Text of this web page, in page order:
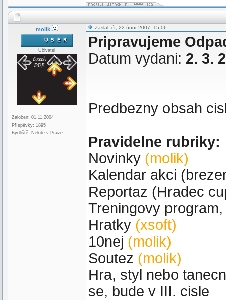
molik
Uživatel
Založen: 01.11.2004
Příspěvky: 1895
Bydliště: Nekde v Praze
Zaslal: čt, 22.únor 2007, 15:06
Pripravujeme
Datum vydani: 2. 3.
Predbezny obsah
Pravidelne rubriky:
Novinky (molik)
Kalendar akci
Reportaz (Hradec
Treningovy
Hratky (xsoft)
10nej (molik)
Soutez (molik)
Hra, styl nebo
se, bude v III. cisle